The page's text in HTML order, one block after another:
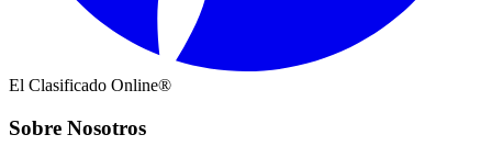
El Clasificado Online®
Sobre Nosotros